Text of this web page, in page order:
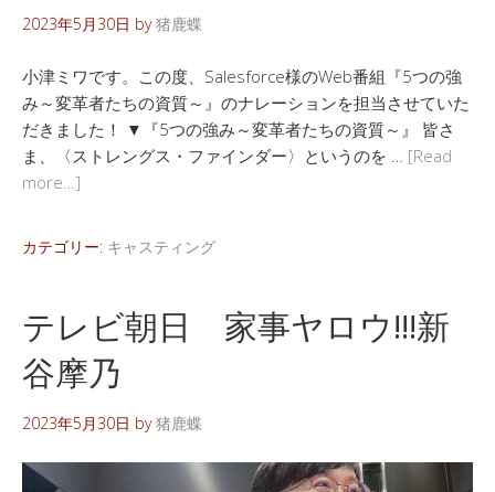
2023年5月30日 by猪鹿蝶
小津ミワです。この度、Salesforce様のWeb番組『5つの強
み～変革者たちの資質～』のナレーションを担当させていた
だきました！ ▼『5つの強み～変革者たちの資質～』 皆さ
ま、〈ストレングス・ファインダー〉というのを … [Read
more…]
カテゴリー: キャスティング
テレビ朝日 家事ヤロウ!!!新
谷摩乃
2023年5月30日 by猪鹿蝶